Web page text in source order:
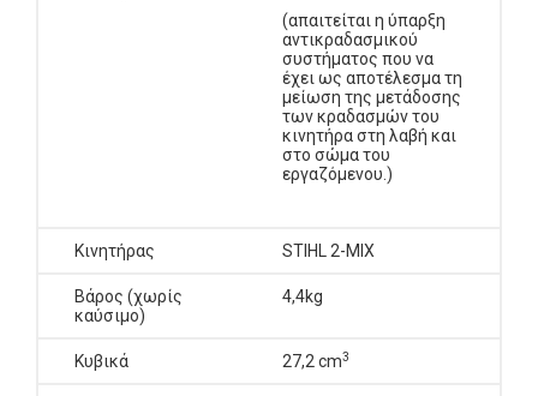
(απαιτείται η ύπαρξη
αντικραδασμικού
συστήματος που να
έχει ως αποτέλεσμα τη
μείωση της μετάδοσης
των κραδασμών του
κινητήρα στη λαβή και
στο σώμα του
εργαζόμενου.)
Κινητήρας STIHL 2-MIX
Βάρος (χωρίς
καύσιμο)
4,4kg
Κυβικά 27,2 cm3